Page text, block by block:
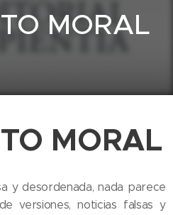
MORAL
MORAL
y desordenada, nada parece
versiones, noticias falsas y